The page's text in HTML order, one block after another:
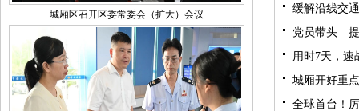
城厢区召开区委常委会（扩大）会议
缓解沿线交
党员带头 提
用时7天，速
城厢开好重
全球首台！